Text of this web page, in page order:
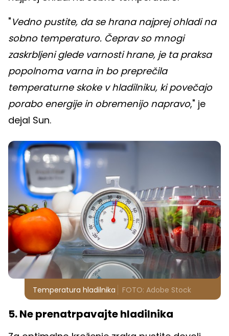
"Vedno pustite, da se hrana najprej ohladi na
sobno temperaturo. Čeprav so mnogi
zaskrbljeni glede varnosti hrane, je ta praksa
popolnoma varna in bo preprečila
temperaturne skoke v hladilniku, ki povečajo
porabo energije in obremenijo napravo," je
dejal Sun.
Temperatura hladilnika FOTO: Adobe Stock
5. Ne prenatrpavajte hladilnika